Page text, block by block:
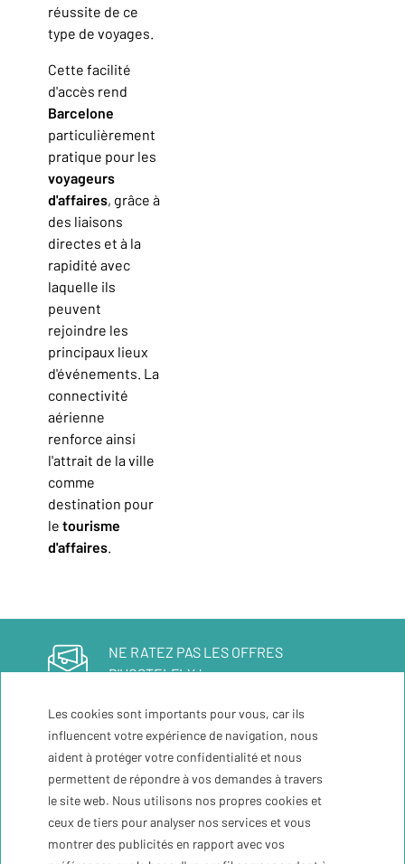
réussite de ce
type de voyages.
Cette facilité
d'accès rend
Barcelone
particulièrement
pratique pour les
voyageurs
d'affaires, grâce à
des liaisons
directes et à la
rapidité avec
laquelle ils
peuvent
rejoindre les
principaux lieux
d'événements. La
connectivité
aérienne
renforce ainsi
l'attrait de la ville
comme
destination pour
le tourisme
d'affaires.
NE RATEZ PAS LES OFFRES
D'HOSTELFLY !
newsletter
Inscrivez-moi
Les cookies sont importants pour vous, car ils
influencent votre expérience de navigation, nous
aident à protéger votre confidentialité et nous
permettent de répondre à vos demandes à travers
le site web. Nous utilisons nos propres cookies et
ceux de tiers pour analyser nos services et vous
montrer des publicités en rapport avec vos